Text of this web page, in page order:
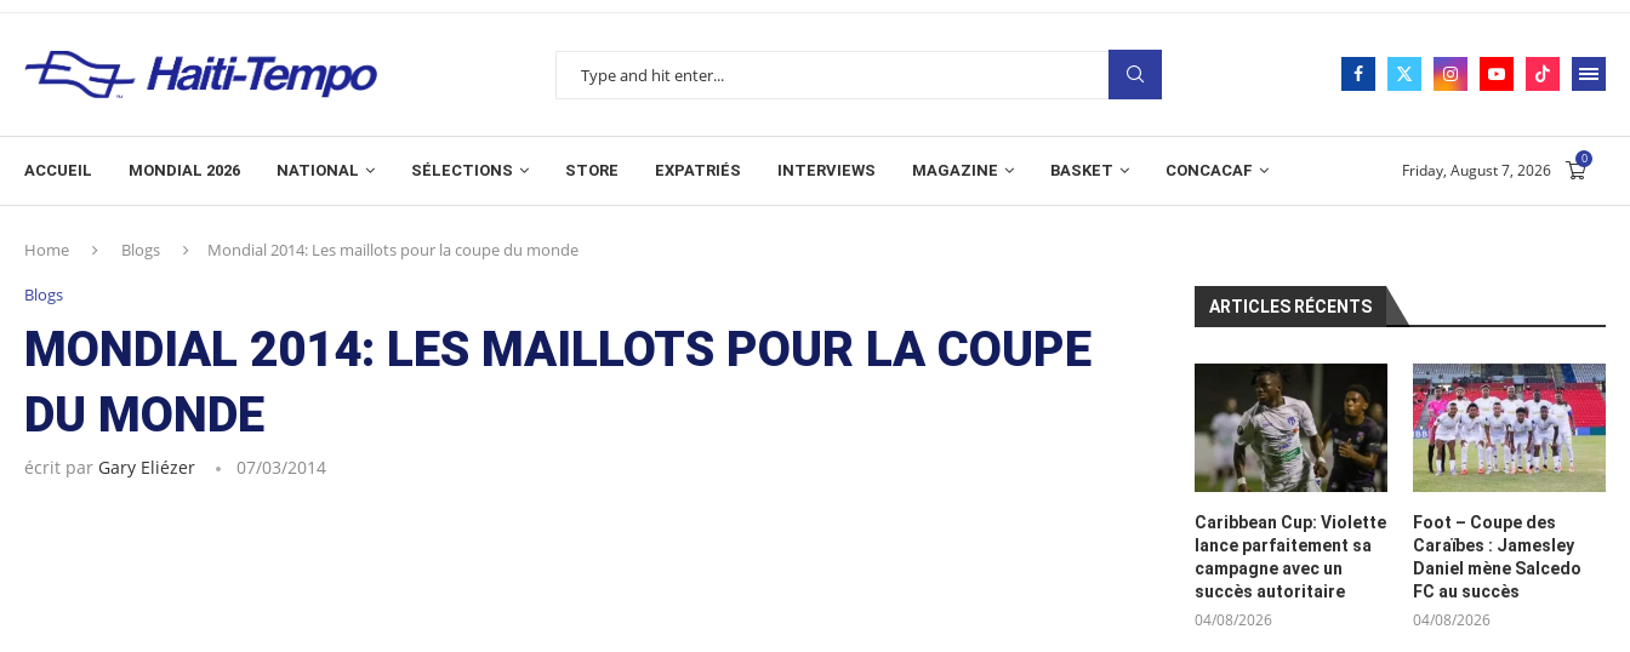
ACCUEIL MONDIAL 2026 NATIONAL SÉLECTIONS STORE EXPATRIÉS INTERVIEWS MAGAZINE BASKET CONCACAF Friday, August 7, 2026
0
Home Blogs Mondial 2014: Les maillots pour la coupe du monde
Blogs
MONDIAL 2014: LES MAILLOTS POUR LA COUPE
DU MONDE
écrit par Gary Eliézer 07/03/2014
ARTICLES RÉCENTS
Caribbean Cup: Violette
lance parfaitement sa
campagne avec un
succès autoritaire
04/08/2026
Foot – Coupe des
Caraïbes : Jamesley
Daniel mène Salcedo
FC au succès
04/08/2026